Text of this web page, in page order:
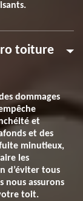
toiture
dommages
et
et des
minutieux,
les
d’éviter tous
nous assurons
toit.